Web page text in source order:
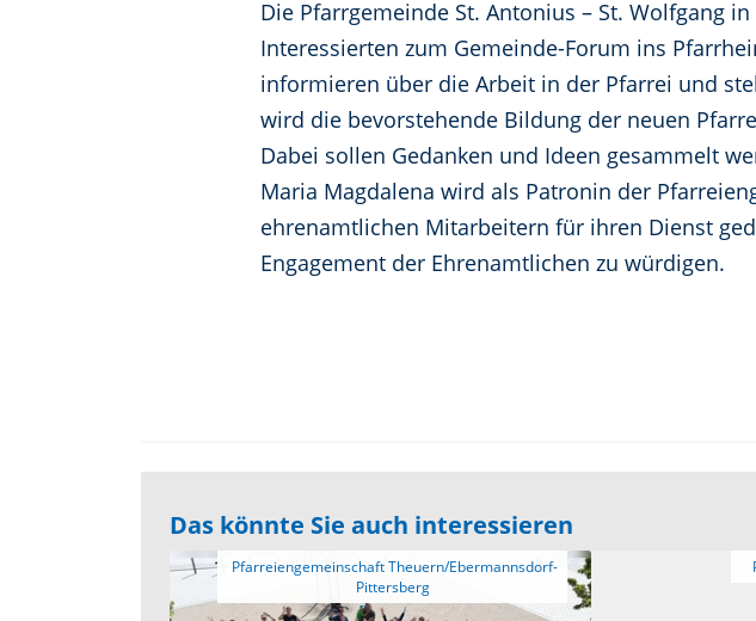
Die Pfarrgemeinde St. Antonius – St. Wolfgang
Interessierten zum Gemeinde-Forum ins
informieren über die Arbeit in der Pfarrei und
wird die bevorstehende Bildung der neuen
Dabei sollen Gedanken und Ideen gesammelt
Maria Magdalena wird als Patronin der
ehrenamtlichen Mitarbeitern für ihren Dienst
Engagement der Ehrenamtlichen zu würdigen.
Das könnte Sie auch interessieren
Pittersberg